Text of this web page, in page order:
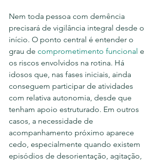
Nem toda pessoa com demência
precisará de vigilância integral desde o
início. O ponto central é entender o
grau de comprometimento funcional e
os riscos envolvidos na rotina. Há
idosos que, nas fases iniciais, ainda
conseguem participar de atividades
com relativa autonomia, desde que
tenham apoio estruturado. Em outros
casos, a necessidade de
acompanhamento próximo aparece
cedo, especialmente quando existem
episódios de desorientação, agitação,